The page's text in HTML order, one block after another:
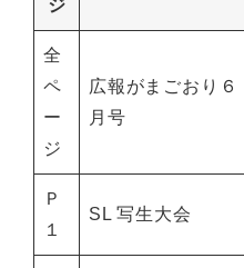
ジ
全
ペ
ー
ジ
広報がまごおり６
月号
Ｐ
１
SL 写生大会